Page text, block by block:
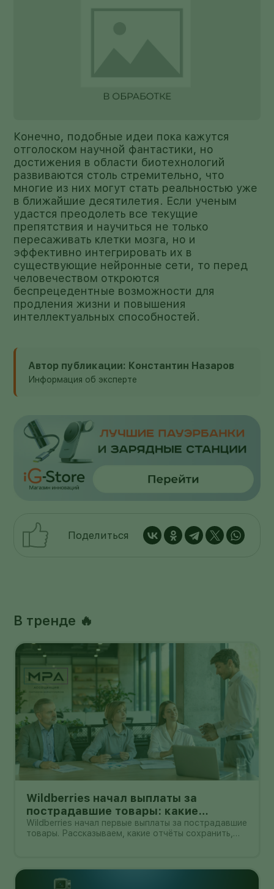
Конечно, подобные идеи пока кажутся
отголоском научной фантастики, но
достижения в области биотехнологий
развиваются столь стремительно, что
многие из них могут стать реальностью уже
в ближайшие десятилетия. Если ученым
удастся преодолеть все текущие
препятствия и научиться не только
пересаживать клетки мозга, но и
эффективно интегрировать их в
существующие нейронные сети, то перед
человечеством откроются
беспрецедентные возможности для
продления жизни и повышения
интеллектуальных способностей.
Автор публикации: Константин Назаров
Информация об эксперте
Поделиться
В тренде 🔥
Wildberries начал выплаты за
пострадавшие товары: какие
документы собрать и чем поможет
АПМ
Wildberries начал первые выплаты за пострадавшие
товары. Рассказываем, какие отчёты сохранить,